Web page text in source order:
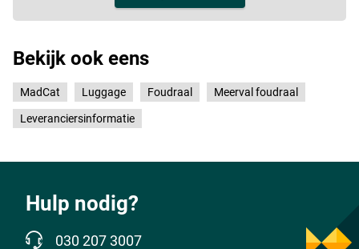
Bekijk ook eens
MadCat Luggage Foudraal Meerval foudraal
Leveranciersinformatie
Hulp nodig?
030 207 3007